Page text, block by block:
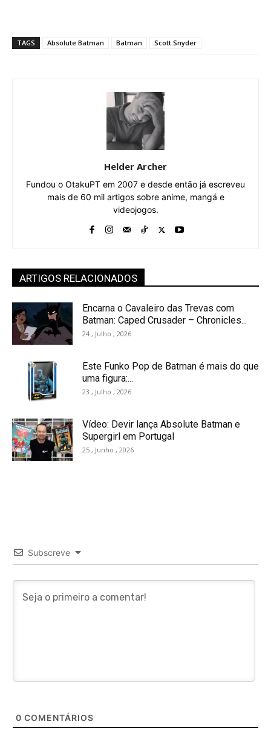
TAGS Absolute Batman Batman Scott Snyder
Helder Archer
Fundou o OtakuPT em 2007 e desde então já escreveu
mais de 60 mil artigos sobre anime, mangá e
videojogos.
ARTIGOS RELACIONADOS
Encarna o Cavaleiro das Trevas com
Batman: Caped Crusader – Chronicles...
24 , Julho , 2026
Este Funko Pop de Batman é mais do que
uma figura:...
23 , Julho , 2026
Vídeo: Devir lança Absolute Batman e
Supergirl em Portugal
25 , Junho , 2026
Subscreve
0 COMENTÁRIOS